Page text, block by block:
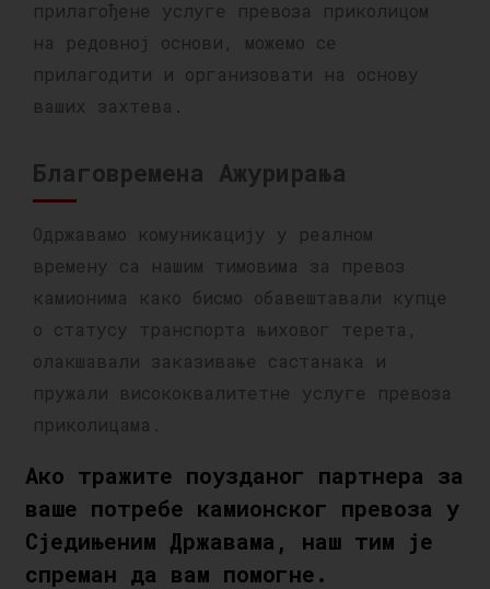
прилагођене услуге превоза приколицом
на редовној основи, можемо се
прилагодити и организовати на основу
ваших захтева.
Благовремена Ажурирања
Одржавамо комуникацију у реалном
времену са нашим тимовима за превоз
камионима како бисмо обавештавали купце
о статусу транспорта њиховог терета,
олакшавали заказивање састанака и
пружали висококвалитетне услуге превоза
приколицама.
Ако тражите поузданог партнера за
ваше потребе камионског превоза у
Сједињеним Државама, наш тим је
спреман да вам помогне.